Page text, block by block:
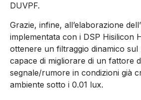
DUVPF.
Grazie, infine, all’elaborazione
implementata con i DSP Hisilicon
ottenere un filtraggio dinamico
capace di migliorare di un fattore
segnale/rumore in condizioni già
ambiente sotto i 0.01 lux.